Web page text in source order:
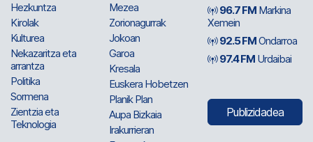
Hezkuntza
Kirolak
Kulturea
Nekazaritza eta
arrantza
Politika
Sormena
Zientzia eta
Teknologia
Mezea
Zorionagurrak
Jokoan
Garoa
Kresala
Euskera Hobetzen
Planik Plan
Aupa Bizkaia
Irakurrieran
96.7 FM Markina
Xemein
92.5 FMOndarroa
97.4 FM Urdaibai
Publizidadea